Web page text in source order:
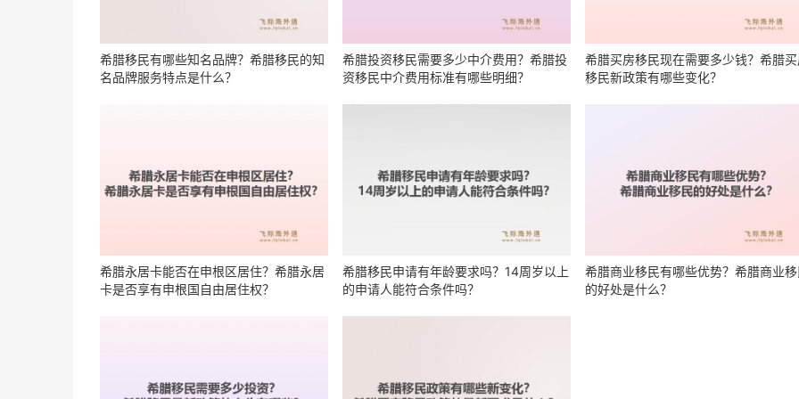
希腊移民有哪些知名品牌？希腊移民的知
名品牌服务特点是什么？
希腊投资移民需要多少中介费用？希腊投
资移民中介费用标准有哪些明细？
希腊买房移民现在需要多少钱？希腊
移民新政策有哪些变化？
希腊永居卡能否在申根区居住？希腊永居
卡是否享有申根国自由居住权？
希腊移民申请有年龄要求吗？14周岁以上
的申请人能符合条件吗？
希腊商业移民有哪些优势？希腊商业
的好处是什么？